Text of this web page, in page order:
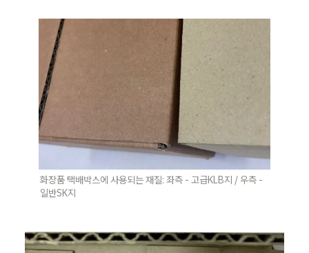
화장품 택배박스에 사용되는 재질: 좌측 - 고급KLB지 / 우측 -
일반SK지